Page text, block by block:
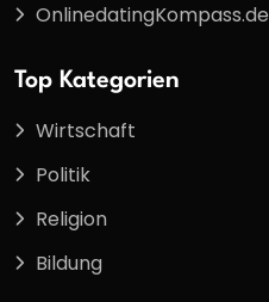
OnlinedatingKompass.de
Top Kategorien
Wirtschaft
Politik
Religion
Bildung